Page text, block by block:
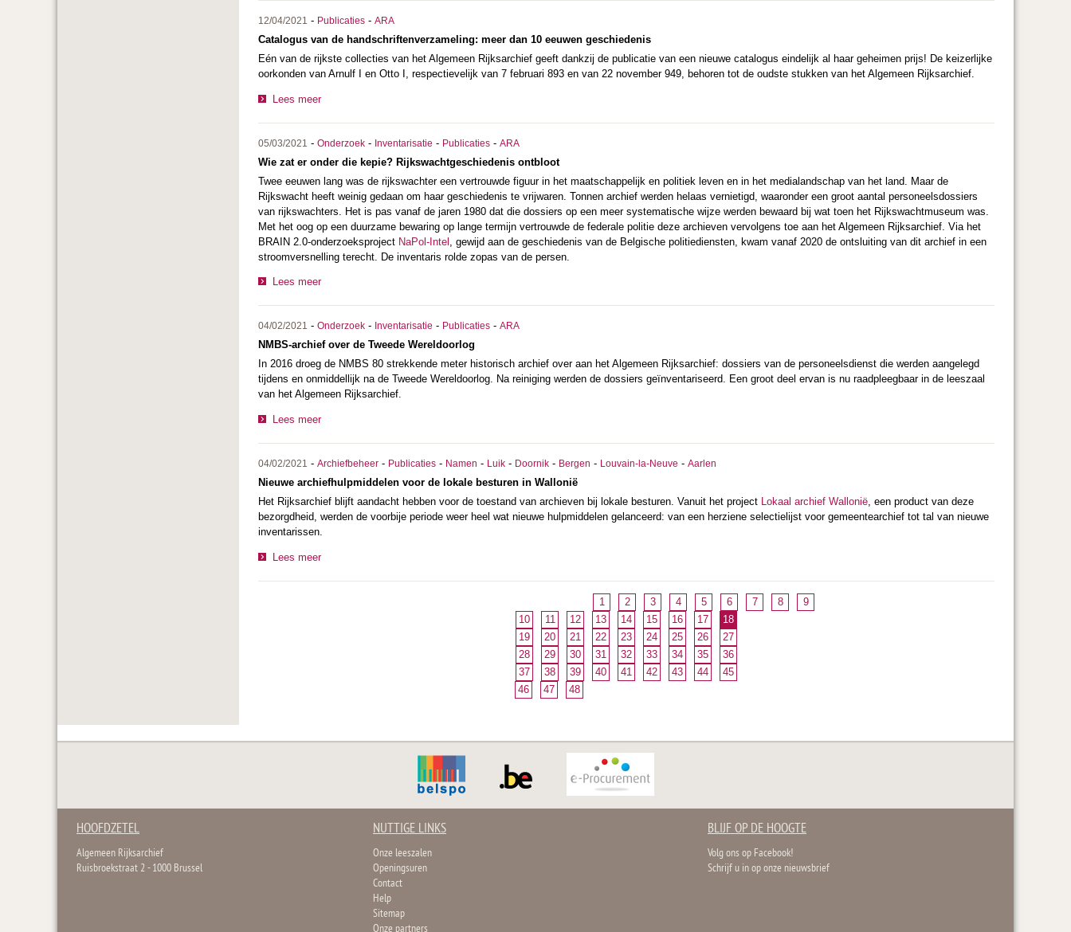
12/04/2021 - Publicaties - ARA
Catalogus van de handschriftenverzameling: meer dan 10 eeuwen geschiedenis
Eén van de rijkste collecties van het Algemeen Rijksarchief geeft dankzij de publicatie van een nieuwe catalogus eindelijk al haar geheimen prijs! De keizerlijke
oorkonden van Arnulf I en Otto I, respectievelijk van 7 februari 893 en van 22 november 949, behoren tot de oudste stukken van het Algemeen Rijksarchief.
Lees meer
05/03/2021 - Onderzoek - Inventarisatie - Publicaties - ARA
Wie zat er onder die kepie? Rijkswachtgeschiedenis ontbloot
Twee eeuwen lang was de rijkswachter een vertrouwde figuur in het maatschappelijk en politiek leven en in het medialandschap van het land. Maar de
Rijkswacht heeft weinig gedaan om haar geschiedenis te vrijwaren. Tonnen archief werden helaas vernietigd, waaronder een groot aantal personeelsdossiers
van rijkswachters. Het is pas vanaf de jaren 1980 dat die dossiers op een meer systematische wijze werden bewaard bij wat toen het Rijkswachtmuseum was.
Met het oog op een duurzame bewaring op lange termijn vertrouwde de federale politie deze archieven vervolgens toe aan het Algemeen Rijksarchief. Via het
BRAIN 2.0-onderzoeksproject NaPol-Intel , gewijd aan de geschiedenis van de Belgische politiediensten, kwam vanaf 2020 de ontsluiting van dit archief in een
stroomversnelling terecht. De inventaris rolde zopas van de persen.
Lees meer
04/02/2021 - Onderzoek - Inventarisatie - Publicaties - ARA
NMBS-archief over de Tweede Wereldoorlog
In 2016 droeg de NMBS 80 strekkende meter historisch archief over aan het Algemeen Rijksarchief: dossiers van de personeelsdienst die werden aangelegd
tijdens en onmiddellijk na de Tweede Wereldoorlog. Na reiniging werden de dossiers geïnventariseerd. Een groot deel ervan is nu raadpleegbaar in de leeszaal
van het Algemeen Rijksarchief.
Lees meer
04/02/2021 - Archiefbeheer - Publicaties - Namen - Luik - Doornik - Bergen - Louvain-la-Neuve - Aarlen
Nieuwe archiefhulpmiddelen voor de lokale besturen in Wallonië
Het Rijksarchief blijft aandacht hebben voor de toestand van archieven bij lokale besturen. Vanuit het project Lokaal archief Wallonië, een product van deze
bezorgdheid, werden de voorbije periode weer heel wat nieuwe hulpmiddelen gelanceerd: van een herziene selectielijst voor gemeentearchief tot tal van nieuwe
inventarissen.
Lees meer
1 2 3 4 5 6 7 8
9
10
11 12 13 14 15 16 17
18
19
20 21 22 23 24 25 26
27
28
29 30 31 32 33 34 35
36
37
38 39 40 41 42 43 44
45
46
47 48
HOOFDZETEL
Algemeen Rijksarchief
Ruisbroekstraat 2 - 1000 Brussel
NUTTIGE LINKS
Onze leeszalen
Openingsuren
Contact
Help
Sitemap
BLIJF OP DE HOOGTE
Volg ons op Facebook!
Schrijf u in op onze nieuwsbrief